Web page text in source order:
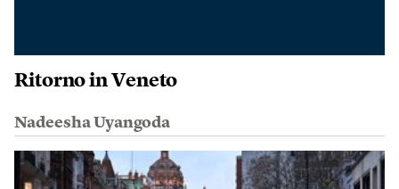
Ritorno in Veneto
Nadeesha Uyangoda